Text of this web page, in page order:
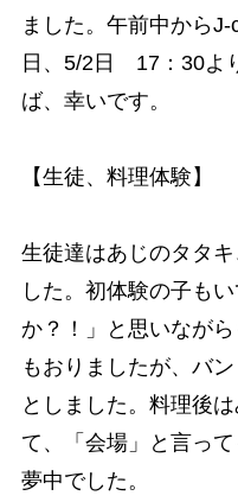
ました。午前中から
日、5/2日 17：30よ
ば、幸いです。
【生徒、料理体験】
生徒達はあじのタタ
した。初体験の子も
か？！」と思いなが
もおりましたが、バ
としました。料理後
て、「会場」と言っ
夢中でした。